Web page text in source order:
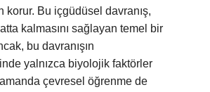
korur. Bu içgüdüsel davranış,
kalmasını sağlayan temel bir
bu davranışın
yalnızca biyolojik faktörler
çevresel öğrenme de